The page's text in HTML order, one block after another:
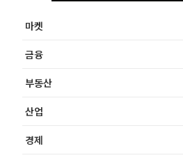
마켓
금융
부동산
산업
경제